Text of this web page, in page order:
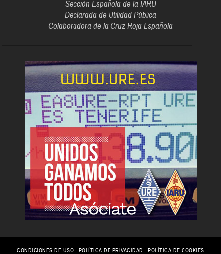
Sección Española de la IARU
Declarada de Utilidad Pública
Colaboradora de la Cruz Roja Española
CONDICIONES DE USO - POLÍTICA DE PRIVACIDAD -POLÍTICA DE COOKIES